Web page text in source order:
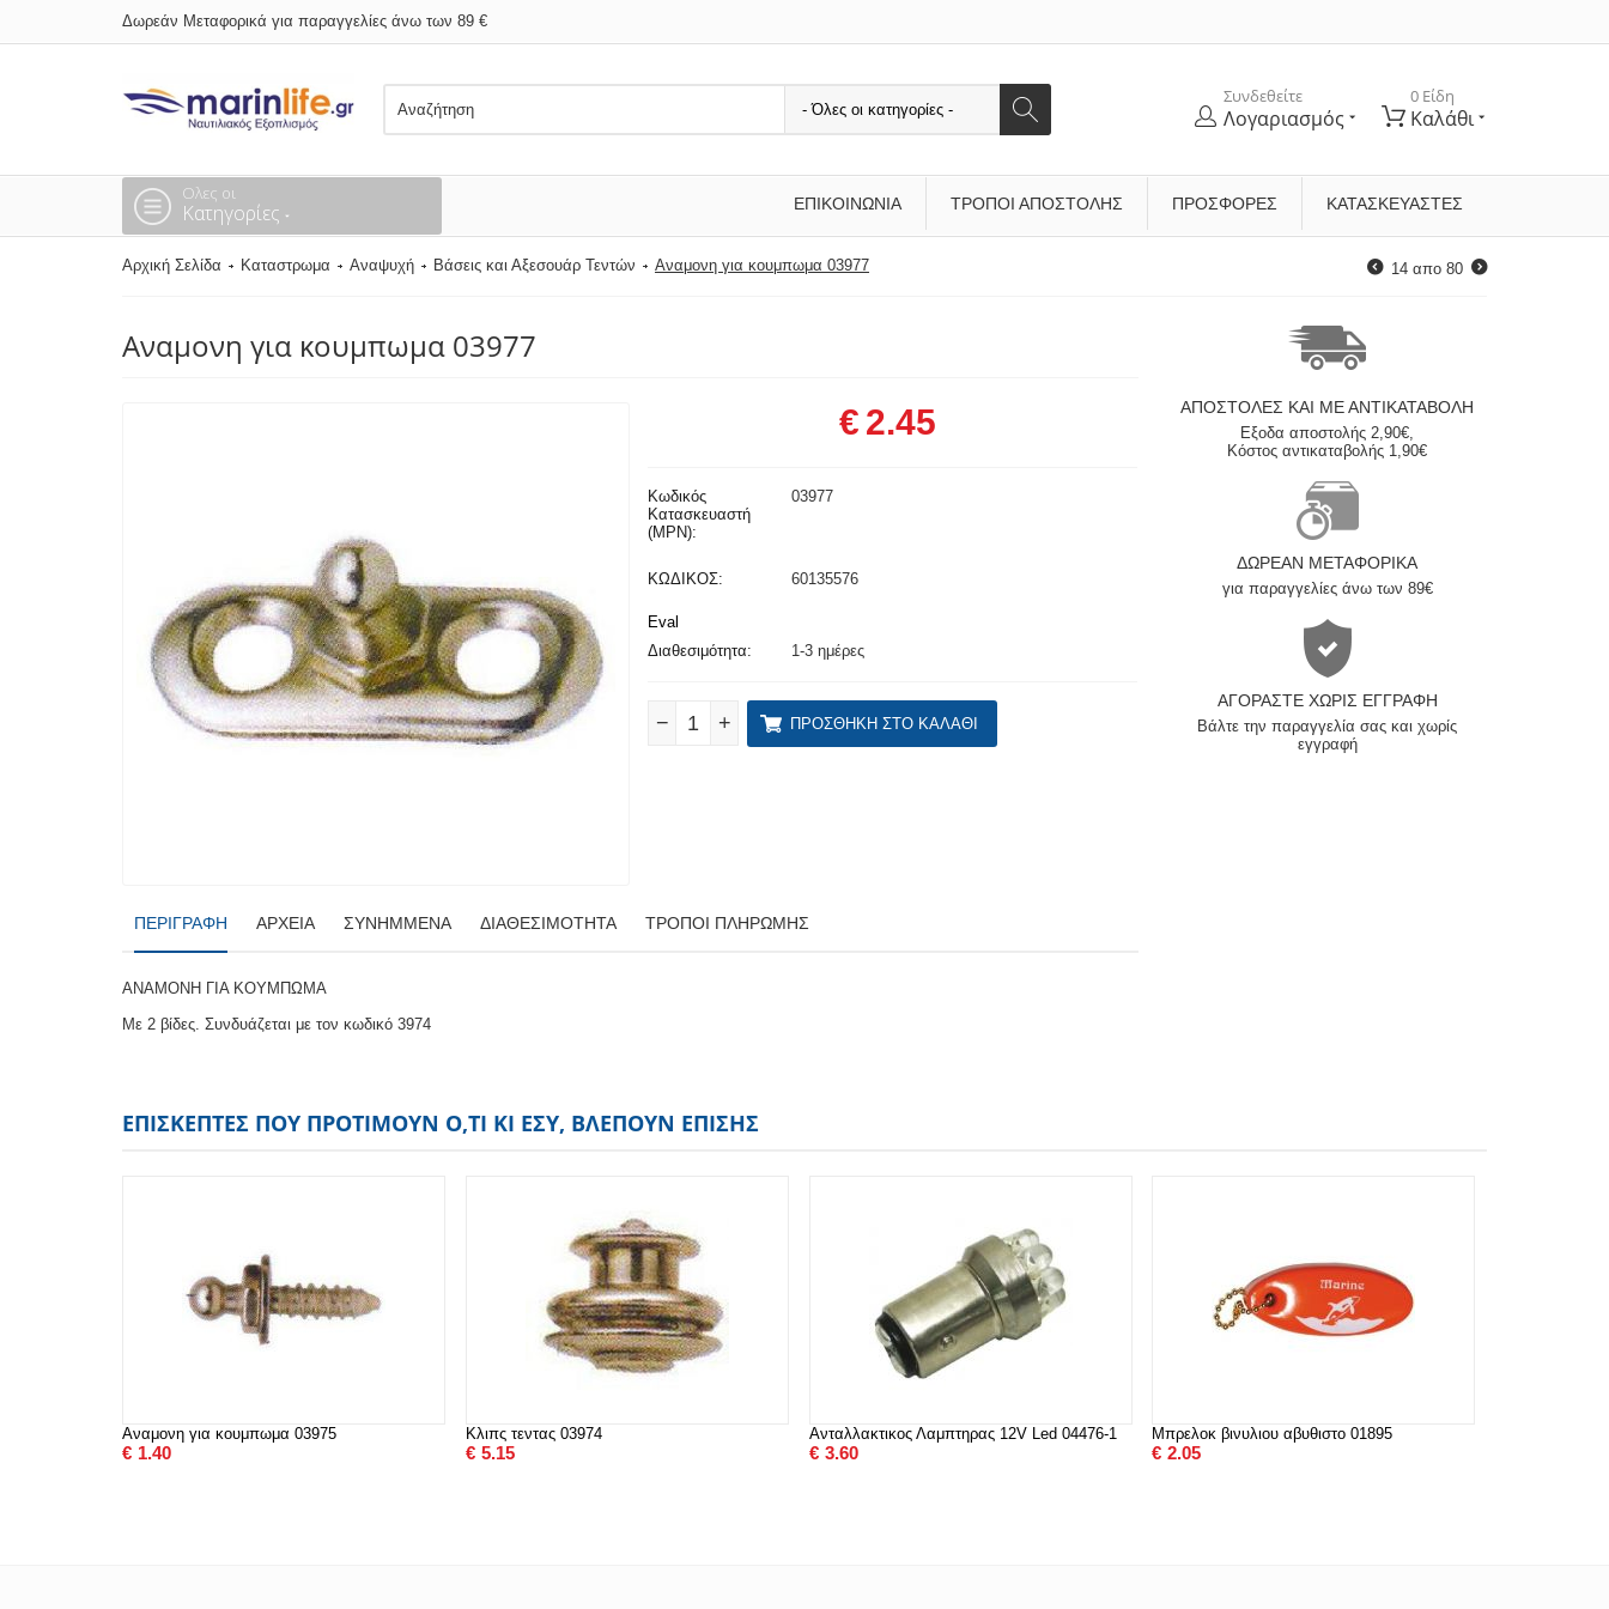
Δωρεάν Μεταφορικά για παραγγελίες άνω των 89 €
Συνδεθείτε
Λογαριασμός
0 Είδη
Καλάθι
Ολες οι
Κατηγορίες ΕΠΙΚΟΙΝΩΝΊΑ ΤΡΌΠΟΙ ΑΠΟΣΤΟΛΉΣ ΠΡΟΣΦΟΡΕΣ ΚΑΤΑΣΚΕΥΑΣΤΈΣ
Αρχική Σελίδα Καταστρωμα Αναψυχή Βάσεις και Αξεσουάρ Τεντών Αναμονη για κουμπωμα 03977 14 απο 80
Αναμονη για κουμπωμα 03977
€ 2.45
Κωδικός
Κατασκευαστή
(MPN):
03977
ΚΩΔΙΚΟΣ: 60135576
Eval
Διαθεσιμότητα:
1-3 ημέρες
+
− ΠΡΟΣΘΉΚΗ ΣΤΟ ΚΑΛΆΘΙ
ΠΕΡΙΓΡΑΦΉ ΑΡΧΕΊΑ ΣΥΝΗΜΜΈΝΑ ΔΙΑΘΕΣΙΜΌΤΗΤΑ ΤΡΌΠΟΙ ΠΛΗΡΩΜΉΣ
ΑΝΑΜΟΝΗ ΓΙΑ ΚΟΥΜΠΩΜΑ
Mε 2 βίδες. Συνδυάζεται με τον κωδικό 3974
ΑΠΟΣΤΟΛΈΣ ΚΑΙ ΜΕ ΑΝΤΙΚΑΤΑΒΟΛΗ
Εξοδα αποστολής 2,90€,
Κόστος αντικαταβολής 1,90€
ΔΩΡΕΆΝ ΜΕΤΑΦΟΡΙΚΆ
για παραγγελίες άνω των 89€
ΑΓΟΡΆΣΤΕ ΧΩΡΊΣ ΕΓΓΡΑΦΉ
Βάλτε την παραγγελία σας και χωρίς
εγγραφή
ΕΠΙΣΚΈΠΤΕΣ ΠΟΥ ΠΡΟΤΙΜΟΎΝ Ό,ΤΙ ΚΙ ΕΣΎ, ΒΛΈΠΟΥΝ ΕΠΊΣΗΣ
Αναμονη για κουμπωμα 03975
€ 1.40
Κλιπς τεντας 03974
€ 5.15
Ανταλλακτικος Λαμπτηρας 12V Led 04476-1
€ 3.60
Μπρελοκ βινυλιου αβυθιστο 01895
€ 2.05